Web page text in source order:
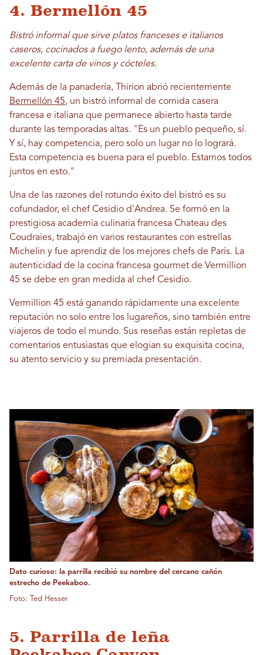
4. Bermellón 45
Bistró informal que sirve platos franceses e italianos
caseros, cocinados a fuego lento, además de una
excelente carta de vinos y cócteles.
Además de la panadería, Thirion abrió recientemente
Bermellón 45, un bistró informal de comida casera
francesa e italiana que permanece abierto hasta tarde
durante las temporadas altas. "Es un pueblo pequeño, sí.
Y sí, hay competencia, pero solo un lugar no lo logrará.
Esta competencia es buena para el pueblo. Estamos todos
juntos en esto."
Una de las razones del rotundo éxito del bistró es su
cofundador, el chef Cesidio d'Andrea. Se formó en la
prestigiosa academia culinaria francesa Chateau des
Coudraies, trabajó en varios restaurantes con estrellas
Michelin y fue aprendiz de los mejores chefs de París. La
autenticidad de la cocina francesa gourmet de Vermillion
45 se debe en gran medida al chef Cesidio.
Vermillion 45 está ganando rápidamente una excelente
reputación no solo entre los lugareños, sino también entre
viajeros de todo el mundo. Sus reseñas están repletas de
comentarios entusiastas que elogian su exquisita cocina,
su atento servicio y su premiada presentación.
Dato curioso: la parrilla recibió su nombre del cercano cañón
estrecho de Peekaboo.
Foto: Ted Hesser
5. Parrilla de leña